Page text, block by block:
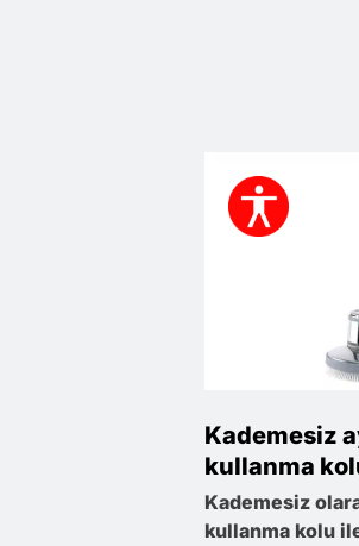
Kademesiz
kullanma
Kademesiz
kullanma kolu